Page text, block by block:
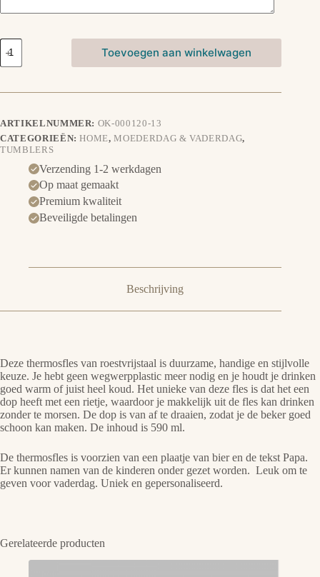
Tumbler
Bier
Toevoegen aan winkelwagen
ARTIKELNUMMER: OK-000120-13
CATEGORIEËN:HOME,MOEDERDAG & VADERDAG,
TUMBLERS
Verzending 1-2 werkdagen
Op maat gemaakt
Premium kwaliteit
Beveiligde betalingen
Beschrijving
Deze thermosfles van roestvrijstaal is duurzame, handige en stijlvolle
keuze. Je hebt geen wegwerpplastic meer nodig en je houdt je drinken
goed warm of juist heel koud. Het unieke van deze fles is dat het een
dop heeft met een rietje, waardoor je makkelijk uit de fles kan drinken
zonder te morsen. De dop is van af te draaien, zodat je de beker goed
schoon kan maken. De inhoud is 590 ml.
De thermosfles is voorzien van een plaatje van bier en de tekst Papa.
Er kunnen namen van de kinderen onder gezet worden. Leuk om te
geven voor vaderdag. Uniek en gepersonaliseerd.
Gerelateerde producten